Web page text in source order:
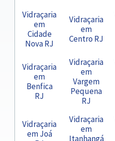
Vidraçaria
em
Cidade
Nova RJ
Vidraçaria
em
Centro RJ
Vidraçaria
em
Benfica
RJ
Vidraçaria
em
Vargem
Pequena
RJ
Vidraçaria
em Joá
Vidraçaria
em
Itanhangá